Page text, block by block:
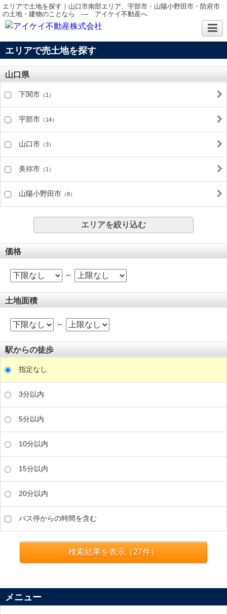
エリアで土地を探す｜山口市南部エリア、宇部市・山陽小野田市・防府市
の土地・建物のことなら ― アイケイ不動産へ
エリアで売土地を探す
山口県
下関市 （1）
宇部市 （14）
山口市 （3）
美祢市 （1）
山陽小野田市 （8）
エリアを絞り込む
価格
～
土地面積
～
駅からの徒歩
指定なし
3分以内
5分以内
10分以内
15分以内
20分以内
バス停からの時間を含む
検索結果を表示（27件）
メニュー